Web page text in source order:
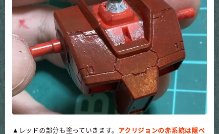
▲レッドの部分も塗っていきます。 アクリジョンの赤系統は隠ぺ